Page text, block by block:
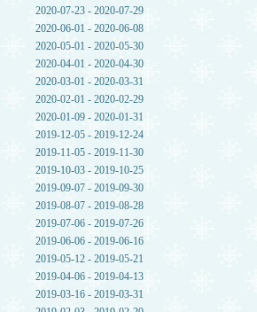
2020-07-23 - 2020-07-29
2020-06-01 - 2020-06-08
2020-05-01 - 2020-05-30
2020-04-01 - 2020-04-30
2020-03-01 - 2020-03-31
2020-02-01 - 2020-02-29
2020-01-09 - 2020-01-31
2019-12-05 - 2019-12-24
2019-11-05 - 2019-11-30
2019-10-03 - 2019-10-25
2019-09-07 - 2019-09-30
2019-08-07 - 2019-08-28
2019-07-06 - 2019-07-26
2019-06-06 - 2019-06-16
2019-05-12 - 2019-05-21
2019-04-06 - 2019-04-13
2019-03-16 - 2019-03-31